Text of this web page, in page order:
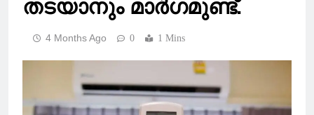
തടയാനും മാർഗമുണ്ട്.
4 Months Ago 0 1 Mins